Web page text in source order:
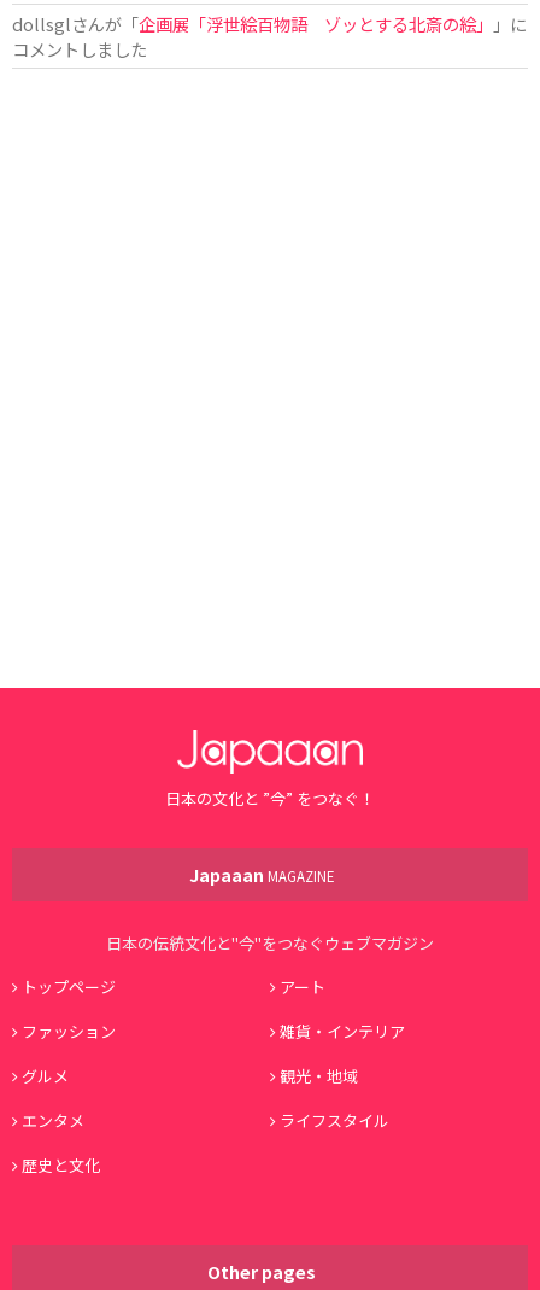
dollsglさんが「企画展「浮世絵百物語 ゾッとする北斎の絵」
」に
コメントしました
日本の文化と ”今” をつなぐ！
Japaaan MAGAZINE
日本の伝統文化と"今"をつなぐウェブマガジン
トップページ
アート
ファッション
雑貨・インテリア
グルメ
観光・地域
エンタメ
ライフスタイル
歴史と文化
Other pages